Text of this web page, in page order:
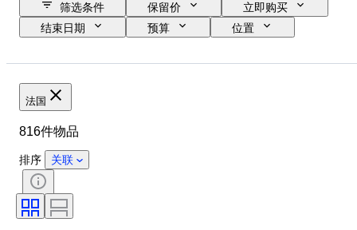
筛选条件 保留价
立即购买
结束日期
预算
位置
法国
816件物品
排序 关联